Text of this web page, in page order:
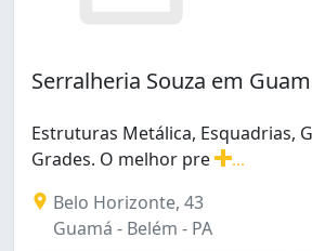
Serralheria Souza em
Estruturas Metálica, Esquadrias,
Grades. O melhor pre
Belo Horizonte, 43
Guamá - Belém - PA